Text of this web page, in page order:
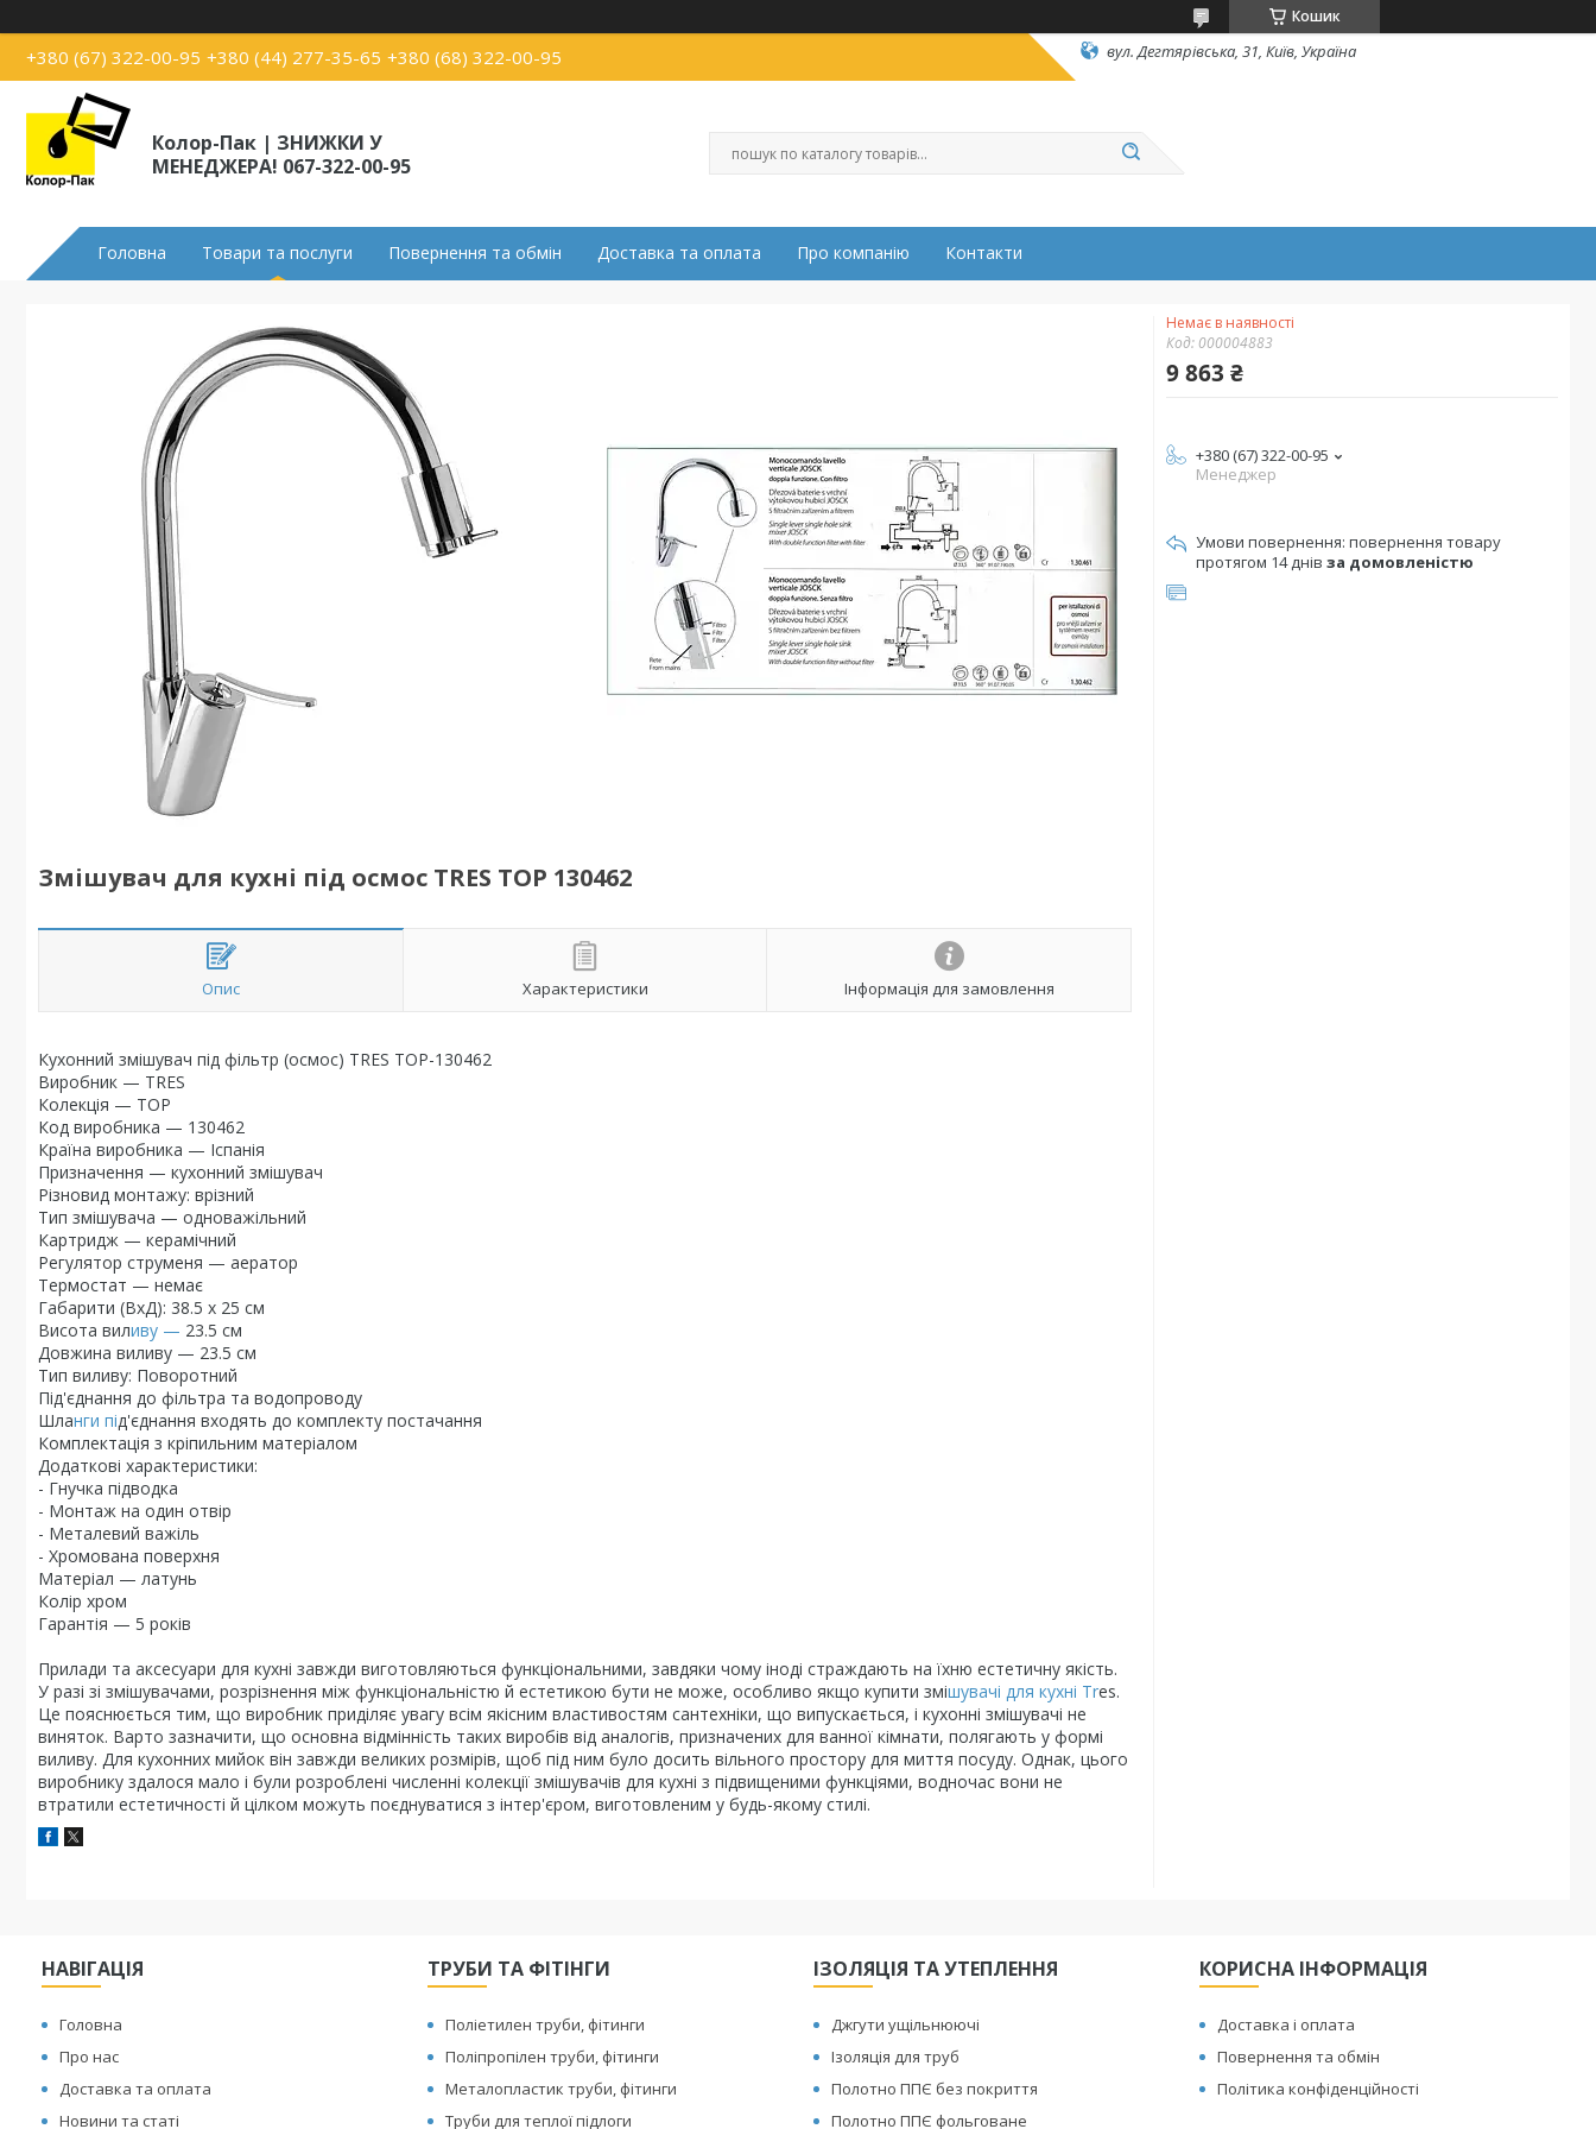
Кошик
+380 (67) 322-00-95 +380 (44) 277-35-65 +380 (68) 322-00-95 вул. Дегтярівська, 31, Київ, Україна
Колор-Пак | ЗНИЖКИ У
МЕНЕДЖЕРА! 067-322-00-95
Головна Товари та послуги Повернення та обмін Доставка та оплата Про компанію Контакти
Змішувач для кухні під осмос TRES TOP 130462
Опис Характеристики Інформація для замовлення
Кухонний змішувач під фільтр (осмос) TRES TOP-130462
Виробник — TRES
Колекція — TOP
Код виробника — 130462
Країна виробника — Іспанія
Призначення — кухонний змішувач
Різновид монтажу: врізний
Тип змішувача — одноважільний
Картридж — керамічний
Регулятор струменя — аератор
Термостат — немає
Габарити (ВхД): 38.5 х 25 см
Висота виливу — 23.5 см
Довжина виливу — 23.5 см
Тип виливу: Поворотний
Під'єднання до фільтра та водопроводу
Шланги під'єднання входять до комплекту постачання
Комплектація з кріпильним матеріалом
Додаткові характеристики:
- Гнучка підводка
- Монтаж на один отвір
- Металевий важіль
- Хромована поверхня
Матеріал — латунь
Колір хром
Гарантія — 5 років
Прилади та аксесуари для кухні завжди виготовляються функціональними, завдяки чому іноді страждають на їхню естетичну якість.
У разі зі змішувачами, розрізнення між функціональністю й естетикою бути не може, особливо якщо купити змішувачі для кухні Tres.
Це пояснюється тим, що виробник приділяє увагу всім якісним властивостям сантехніки, що випускається, і кухонні змішувачі не
виняток. Варто зазначити, що основна відмінність таких виробів від аналогів, призначених для ванної кімнати, полягають у формі
виливу. Для кухонних мийок він завжди великих розмірів, щоб під ним було досить вільного простору для миття посуду. Однак, цього
виробнику здалося мало і були розроблені численні колекції змішувачів для кухні з підвищеними функціями, водночас вони не
втратили естетичності й цілком можуть поєднуватися з інтер'єром, виготовленим у будь-якому стилі.
Немає в наявності
Код: 000004883
9 863 ₴
+380 (67) 322-00-95
Менеджер
повернення товару
протягом 14 днів за домовленістю
НАВІГАЦІЯ
Головна
Про нас
Доставка та оплата
Новини та статі
ТРУБИ ТА ФІТІНГИ
Поліетилен труби, фітинги
Поліпропілен труби, фітинги
Металопластик труби, фітинги
Труби для теплої підлоги
ІЗОЛЯЦІЯ ТА УТЕПЛЕННЯ
Джгути ущільнюючі
Ізоляція для труб
Полотно ППЄ без покриття
Полотно ППЄ фольговане
КОРИСНА ІНФОРМАЦІЯ
Доставка і оплата
Повернення та обмін
Політика конфіденційності